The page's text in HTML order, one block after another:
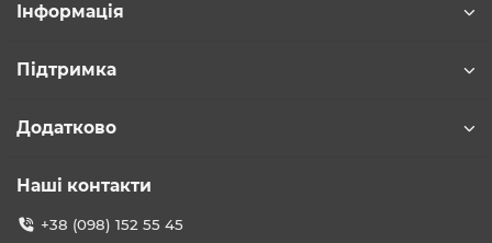
Інформація
Підтримка
Додатково
Наші контакти
+38 (098) 152 55 45